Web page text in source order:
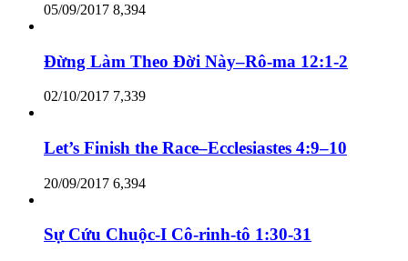
05/09/2017 8,394
Đừng Làm Theo Đời Này–Rô-ma 12:1-2
02/10/2017 7,339
Let’s Finish the Race–Ecclesiastes 4:9–10
20/09/2017 6,394
Sự Cứu Chuộc-I Cô-rinh-tô 1:30-31